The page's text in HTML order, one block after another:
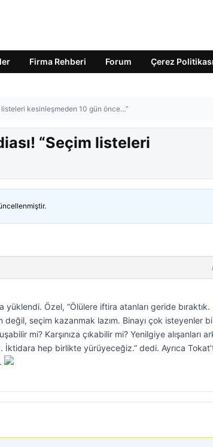
Firma Rehberi Forum Çerez Politikası
listeleri kesinleşmeden 10 gün önce…”
“Seçim listeleri
yüklendi. Özel, “Ölülere iftira atanları geride bıraktık.
değil, seçim kazanmak lazım. Binayı çok isteyenler
mi? Karşınıza çıkabilir mi? Yenilgiye alışanları
İktidara hep birlikte yürüyeceğiz.” dedi. Ayrıca